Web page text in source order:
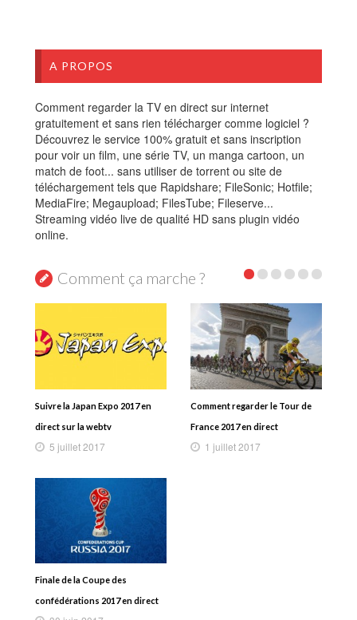
A PROPOS
Comment regarder la TV en direct sur internet
gratuitement et sans rien télécharger comme logiciel ?
Découvrez le service 100% gratuit et sans inscription
pour voir un film, une série TV, un manga cartoon, un
match de foot... sans utiliser de torrent ou site de
téléchargement tels que Rapidshare; FileSonic; Hotfile;
MediaFire; Megaupload; FilesTube; Fileserve...
Streaming vidéo live de qualité HD sans plugin vidéo
online.
Comment ça marche ?
Suivre la Japan Expo 2017 en
direct sur la webtv
5 juillet 2017
Comment regarder le Tour de
France 2017 en direct
1 juillet 2017
Finale de la Coupe des
confédérations 2017 en direct